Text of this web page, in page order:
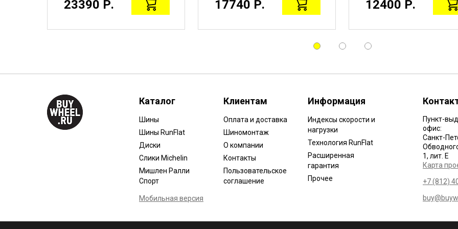
23390 Р. 17740 Р. 12400 Р.
Каталог
Шины
Шины RunFlat
Диски
Слики Michelin
Мишлен Ралли
Спорт
Мобильная версия
Клиентам
Оплата и доставка
Шиномонтаж
О компании
Контакты
Пользовательское
соглашение
Информация
Индексы скорости и
нагрузки
Технология RunFlat
Расширенная
гарантия
Прочее
Пункт-
офис:
Санкт-
1, лит. Е
Карта
+7 (812)